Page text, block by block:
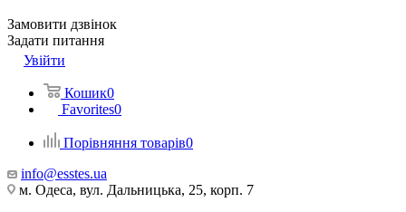
Замовити дзвінок
Задати питання
Увійти
Кошик0
Favorites0
Порівняння товарів0
info@esstes.ua
м. Одеса, вул. Дальницька, 25, корп. 7